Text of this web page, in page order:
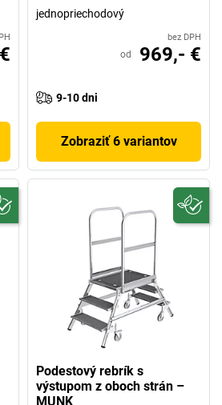
jednopriechodový
bez DPH
od 969,- €
9-10 dni
Zobraziť 6 variantov
Podestový rebrík s
výstupom z oboch strán –
MUNK